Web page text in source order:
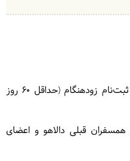
واهیبا خواهیم بود و اقامتی
را تجربه می‌کنیم. تجربه لذت
خواهد بود
، ویژه ثبت‌نام زودهنگام (حداقل ۶۰ روز
همسفران قبلی دالاهو و اعضای